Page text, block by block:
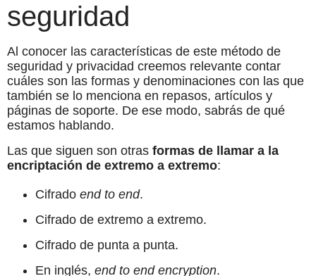
seguridad
Al conocer las características de este método de
seguridad y privacidad creemos relevante contar
cuáles son las formas y denominaciones con las que
también se lo menciona en repasos, artículos y
páginas de soporte. De ese modo, sabrás de qué
estamos hablando.
Las que siguen son otras formas de llamar a la
encriptación de extremo a extremo:
Cifrado end to end.
Cifrado de extremo a extremo.
Cifrado de punta a punta.
En inglés, end to end encryption.